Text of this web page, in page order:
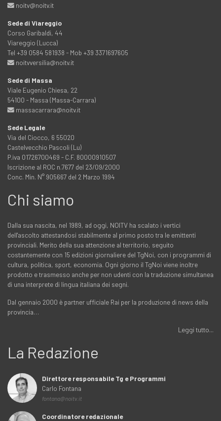
noitv@noitv.it
Sede di Viareggio
Corso Garibaldi, 44
Viareggio (Lucca)
Tel +39 0584 581938 - Mob +39 3371697605
noitvversilia@noitv.it
Sede di Massa
Viale Eugenio Chiesa, 22
54100 - Massa (Massa-Carrara)
massacarrara@noitv.it
Sede Legale
Via del Ciocco, 6 55020
Castelvecchio Pascoli (Lu)
P.iva 01726700469 - C.F. 80000910507
Iscrizione al ROC n.7677 del 23/09/2000
Conc. Min. N° 905667 del 2 Marzo 1994
Chi siamo
Dalla sua nascita, nel 1989, ad oggi, NOITV ha scalato i vertici
dell'ascolto attestandosi stabilmente al primo posto tra le emittenti
provinciali. Merito della sua attenzione al territorio, seguito
costantemente con 15 edizioni giornaliere del TgNoi, con i programmi di
cultura, politica, sport, economia. Ogni giorno il TgNoi viene inoltre
prodotto e trasmesso anche per non udenti con la traduzione simultanea
di una interprete di lingua italiana dei segni.
Dal gennaio 2000 è partner ufficiale Rai per la produzione di news della
provincia…
Leggi tutto...
La Redazione
Direttore responsabile Tg e Programmi
Carlo Fontana
fontana@noitv.it
Coordinatore redazionale